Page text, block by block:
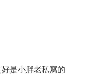
是小胖老私寫的